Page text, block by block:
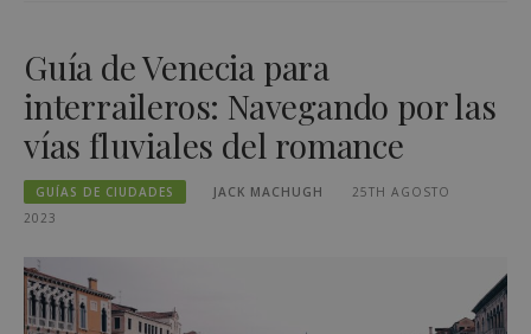
Guía de Venecia para
interraileros: Navegando por las
vías fluviales del romance
GUÍAS DE CIUDADES JACK MACHUGH
25TH AGOSTO
2023